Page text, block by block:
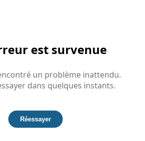
est survenue
un problème inattendu.
dans quelques instants.
Réessayer